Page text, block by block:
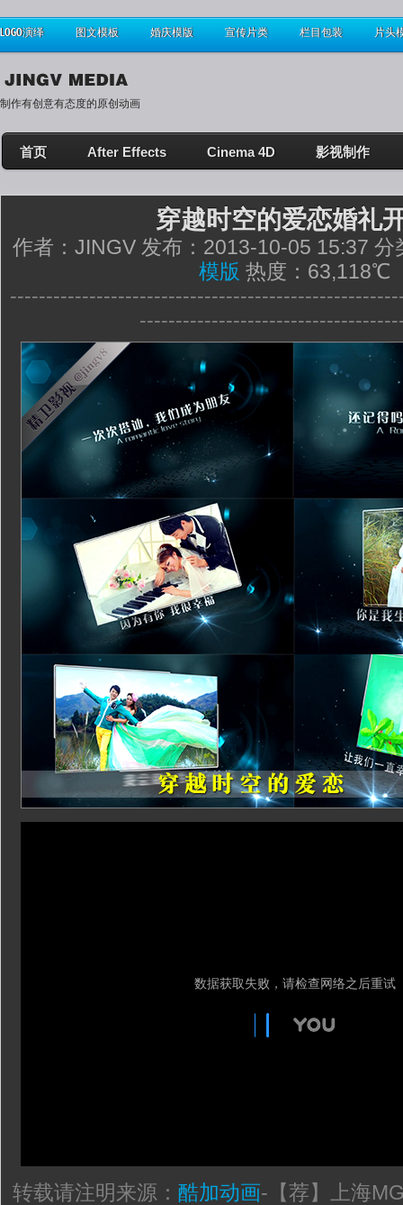
LOGO演绎 图文模板 婚庆模版 宣传片类 栏目包装 片头
制作有创意有态度的原创动画
首页 After Effects Cinema 4D 影视制作
穿越时空的爱恋婚礼
作者：JINGV 发布：2013-10-05 15:37
模版 热度：63,118℃
转载请注明来源：酷加动画- 【荐】上海